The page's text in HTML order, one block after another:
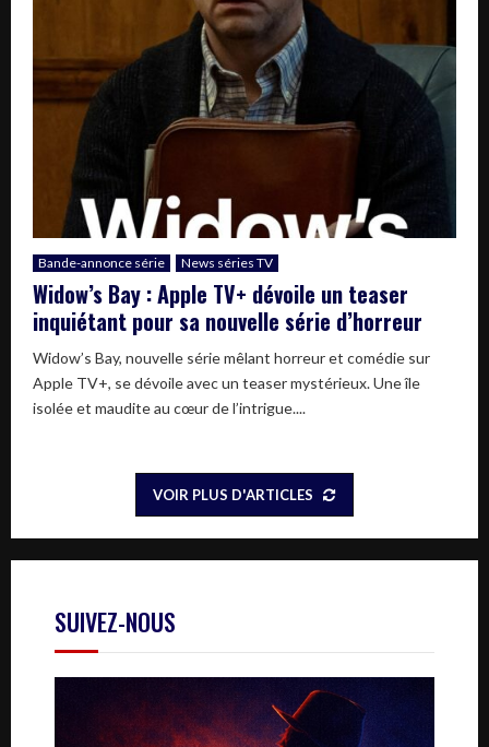
Bande-annonce série News séries TV
Widow’s Bay : Apple TV+ dévoile un teaser
inquiétant pour sa nouvelle série d’horreur
Widow’s Bay, nouvelle série mêlant horreur et comédie sur
Apple TV+, se dévoile avec un teaser mystérieux. Une île
isolée et maudite au cœur de l’intrigue....
VOIR PLUS D'ARTICLES
SUIVEZ-NOUS